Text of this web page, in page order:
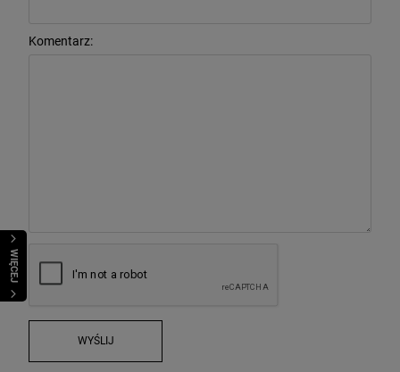
WIĘCEJ
Komentarz:
WYŚLIJ